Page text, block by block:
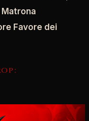
Favore dei